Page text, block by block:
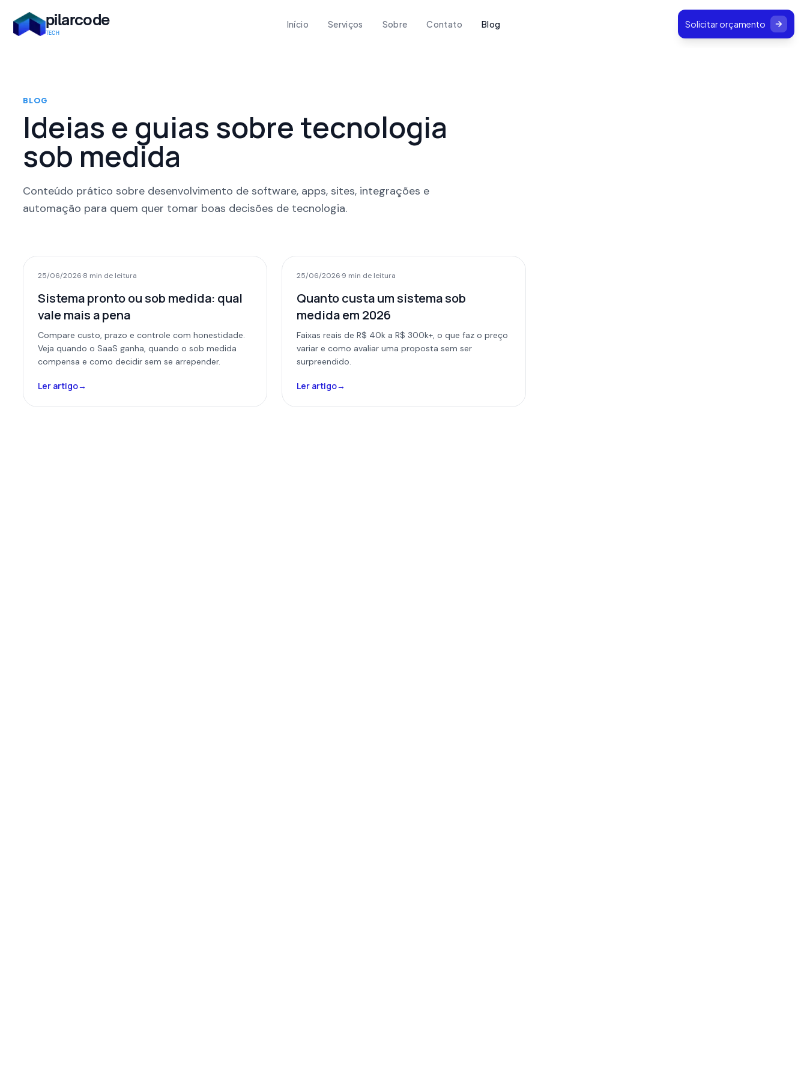
pilarcode
TECH
Início Serviços Sobre Contato Blog Solicitar orçamento
BLOG
Ideias e guias sobre tecnologia
sob medida
Conteúdo prático sobre desenvolvimento de software, apps, sites, integrações e
automação para quem quer tomar boas decisões de tecnologia.
25/06/2026·8 min de leitura
Sistema pronto ou sob medida: qual
vale mais a pena
Compare custo, prazo e controle com honestidade.
Veja quando o SaaS ganha, quando o sob medida
compensa e como decidir sem se arrepender.
Ler artigo→
25/06/2026·9 min de leitura
Quanto custa um sistema sob
medida em 2026
Faixas reais de R$ 40k a R$ 300k+, o que faz o preço
variar e como avaliar uma proposta sem ser
surpreendido.
Ler artigo→